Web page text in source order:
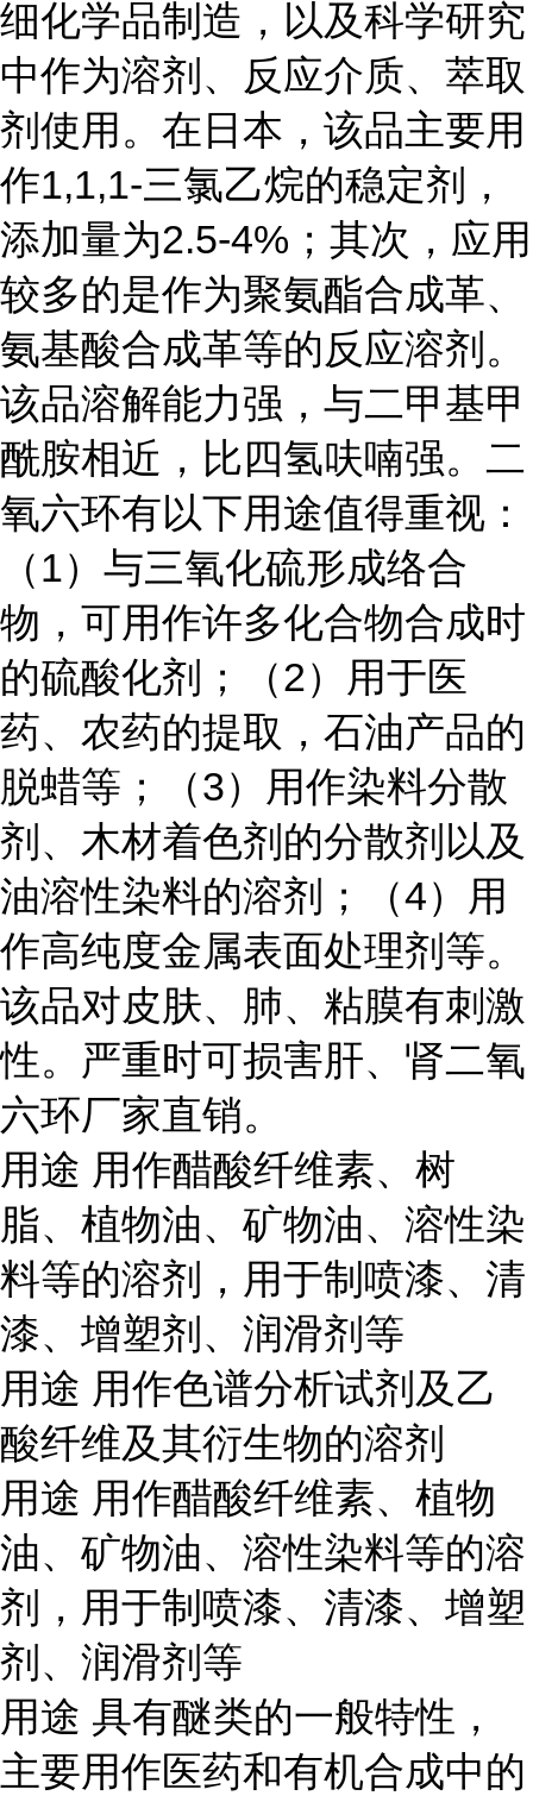
细化学品制造，以及科学研究
中作为溶剂、反应介质、萃取
剂使用。在日本，该品主要用
作1,1,1-三氯乙烷的稳定剂，
添加量为2.5-4%；其次，应用
较多的是作为聚氨酯合成革、
氨基酸合成革等的反应溶剂。
该品溶解能力强，与二甲基甲
酰胺相近，比四氢呋喃强。二
氧六环有以下用途值得重视：
（1）与三氧化硫形成络合
物，可用作许多化合物合成时
的硫酸化剂；（2）用于医
药、农药的提取，石油产品的
脱蜡等；（3）用作染料分散
剂、木材着色剂的分散剂以及
油溶性染料的溶剂；（4）用
作高纯度金属表面处理剂等。
该品对皮肤、肺、粘膜有刺激
性。严重时可损害肝、肾二氧
六环厂家直销。
用途 用作醋酸纤维素、树
脂、植物油、矿物油、溶性染
料等的溶剂，用于制喷漆、清
漆、增塑剂、润滑剂等
用途 用作色谱分析试剂及乙
酸纤维及其衍生物的溶剂
用途 用作醋酸纤维素、植物
油、矿物油、溶性染料等的溶
剂，用于制喷漆、清漆、增塑
剂、润滑剂等
用途 具有醚类的一般特性，
主要用作医药和有机合成中的